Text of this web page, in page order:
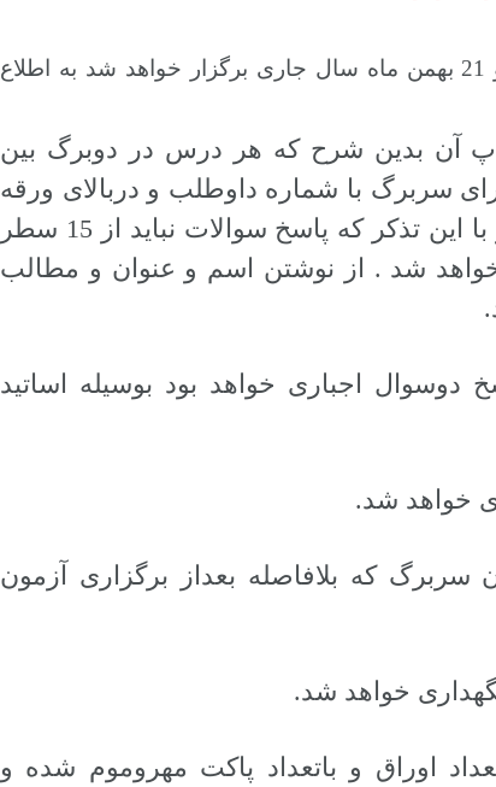
1. مقررشد تاریخ آزمون که روزهای 20 و 21 بهمن ماه سال جاری برگزار خواهد شد به اطلاع
آن بدین شرح که هر درس در دوبرگ بین
سربرگ با شماره داوطلب و دربالای ورقه
نام و نام خانوادگی و عنوان درس و با این تذکر که پاسخ سوالات نباید از 15 سطر
شد . از نوشتن اسم و عنوان و مطالب
اجباری خواهد بود بوسیله اساتید
سربرگ که بلافاصله بعداز برگزاری آزمون
اوراق و باتعداد پاکت مهروموم شده و